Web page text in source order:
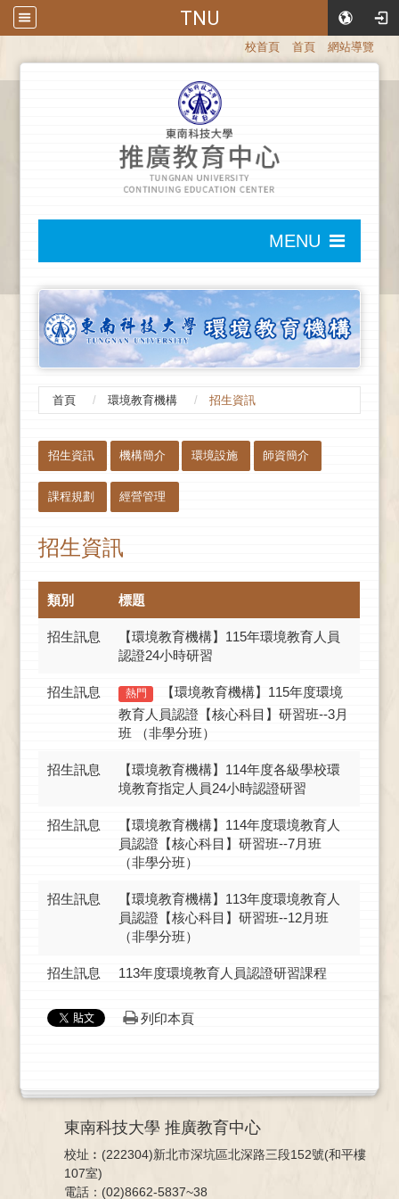
TNU
校首頁 首頁 網站導覽
MENU
首頁 環境教育機構 招生資訊
招生資訊 機構簡介 環境設施 師資簡介
課程規劃 經營管理
招生資訊
類別 標題
招生訊息
【環境教育機構】115年環境教育人員
認證24小時研習
招生訊息 熱門
【環境教育機構】115年度環境
教育人員認證【核心科目】研習班--3月
班 （非學分班）
招生訊息
【環境教育機構】114年度各級學校環
境教育指定人員24小時認證研習
招生訊息
【環境教育機構】114年度環境教育人
員認證【核心科目】研習班--7月班
（非學分班）
招生訊息
【環境教育機構】113年度環境教育人
員認證【核心科目】研習班--12月班
（非學分班）
招生訊息 113年度環境教育人員認證研習課程
列印本頁
東南科技大學 推廣教育中心
校址︰(222304)新北市深坑區北深路三段152號(和平樓
107室)
電話：(02)8662-5837~38